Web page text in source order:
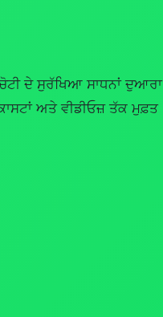
ਦੇ ਸੁਰੱਖਿਆ ਸਾਧਨਾਂ ਦੁਆਰਾ
ਅਤੇ ਵੀਡੀਓਜ਼ ਤੱਕ ਮੁਫ਼ਤ